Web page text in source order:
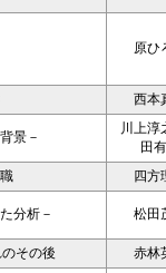
原ひ
西本
景－
川上淳
田
四方
分析－ 松田
その後
赤林